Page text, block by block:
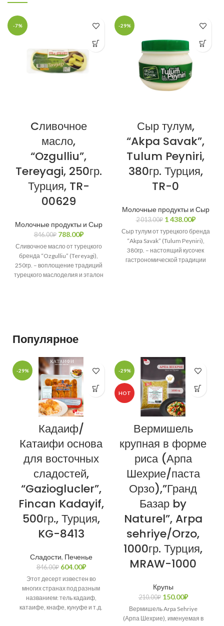
-7%
Cливочное
масло,
“Ozgulliu”,
Tereyagi, 250гр.
Турция, TR-
00629
Молочные продукты и Сыр
846.00₽ 788.00₽
Сливочное масло от турецкого
бренда “Ozgulliu” (Tereyagi),
250гр. – воплощение традиций
турецкого маслоделия и эталон
-29%
Сыр тулум,
“Akpa Savak”,
Tulum Peyniri,
380гр. Турция,
TR-0
Молочные продукты и Сыр
2 013.00₽ 1 438.00₽
Сыр тулум от турецкого бренда
“Akpa Savak” (Tulum Peyniri),
380гр. – настоящий кусочек
гастрономической традиции
Популярное
-29%
Кадаиф/
Катаифи основа
для восточных
сладостей,
“Gazioglucler”,
Fincan Kadayif,
500гр., Турция,
KG-8413
Сладости, Печенье
846.00₽ 604.00₽
Этот десерт известен во
многих странах под разным
названием: тель кадаиф,
катаифе, кнафе, кунуфе и т.д.
-29%
HOT
Вермишель
крупная в форме
риса (Арпа
Шехрие/паста
Орзо),”Гранд
Базар by
Naturel”, Arpa
sehriye/Orzo,
1000гр. Турция,
MRAW-1000
Крупы
210.00₽ 150.00₽
Вермишель Arpa Sehriye
(Арпа Шехрие), именуемая в